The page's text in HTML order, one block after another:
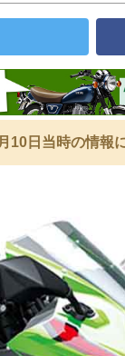
10日当時の情報